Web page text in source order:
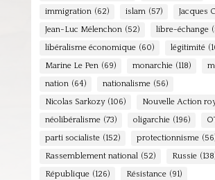
immigration (62) islam (57) Jacques
Jean-Luc Mélenchon (52) libre-échange
libéralisme économique (60) légitimité
Marine Le Pen (69) monarchie (118)
nation (64) nationalisme (56)
Nicolas Sarkozy (106) Nouvelle Action
néolibéralisme (73) oligarchie (196)
parti socialiste (152) protectionnisme
Rassemblement national (52) Russie
République (126) Résistance (91)